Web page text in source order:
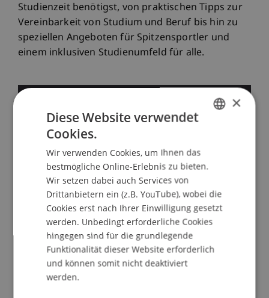
Studienzeit benötigst, von praktischen Tipps zur
Vereinbarkeit von Studium und Beruf bis hin zu
speziellen Angeboten für Spitzensportler und
einem inklusiven Studienumfeld für alle.
Studium und Arbeiten
Wohnen und Aufenthalt
Studienkosten und -
finanzierung
×
Diese Website verwendet
Cookies.
Wir verwenden Cookies, um Ihnen das
bestmögliche Online-Erlebnis zu bieten.
Wir setzen dabei auch Services von
Drittanbietern ein (z.B. YouTube), wobei die
Cookies erst nach Ihrer Einwilligung gesetzt
werden. Unbedingt erforderliche Cookies
hingegen sind für die grundlegende
Funktionalität dieser Website erforderlich
und können somit nicht deaktiviert
werden.